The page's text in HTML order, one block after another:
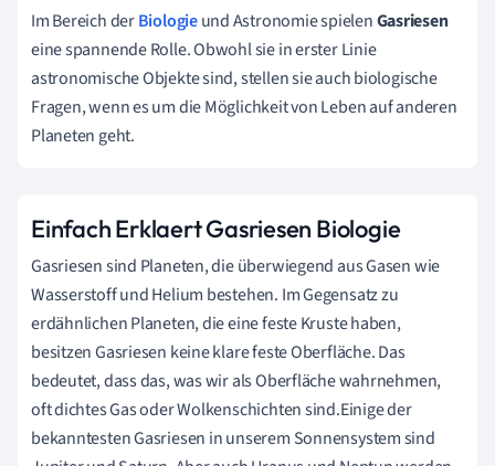
Im Bereich derBiologieund Astronomie spielenGasriesen
eine spannende Rolle. Obwohl sie in erster Linie
astronomische Objekte sind, stellen sie auch biologische
Fragen, wenn es um die Möglichkeit von Leben auf anderen
Planeten geht.
Einfach Erklaert Gasriesen Biologie
Gasriesen sind Planeten, die überwiegend aus Gasen wie
Wasserstoff und Helium bestehen. Im Gegensatz zu
erdähnlichen Planeten, die eine feste Kruste haben,
besitzen Gasriesen keine klare feste Oberfläche. Das
bedeutet, dass das, was wir als Oberfläche wahrnehmen,
oft dichtes Gas oder Wolkenschichten sind.Einige der
bekanntesten Gasriesen in unserem Sonnensystem sind